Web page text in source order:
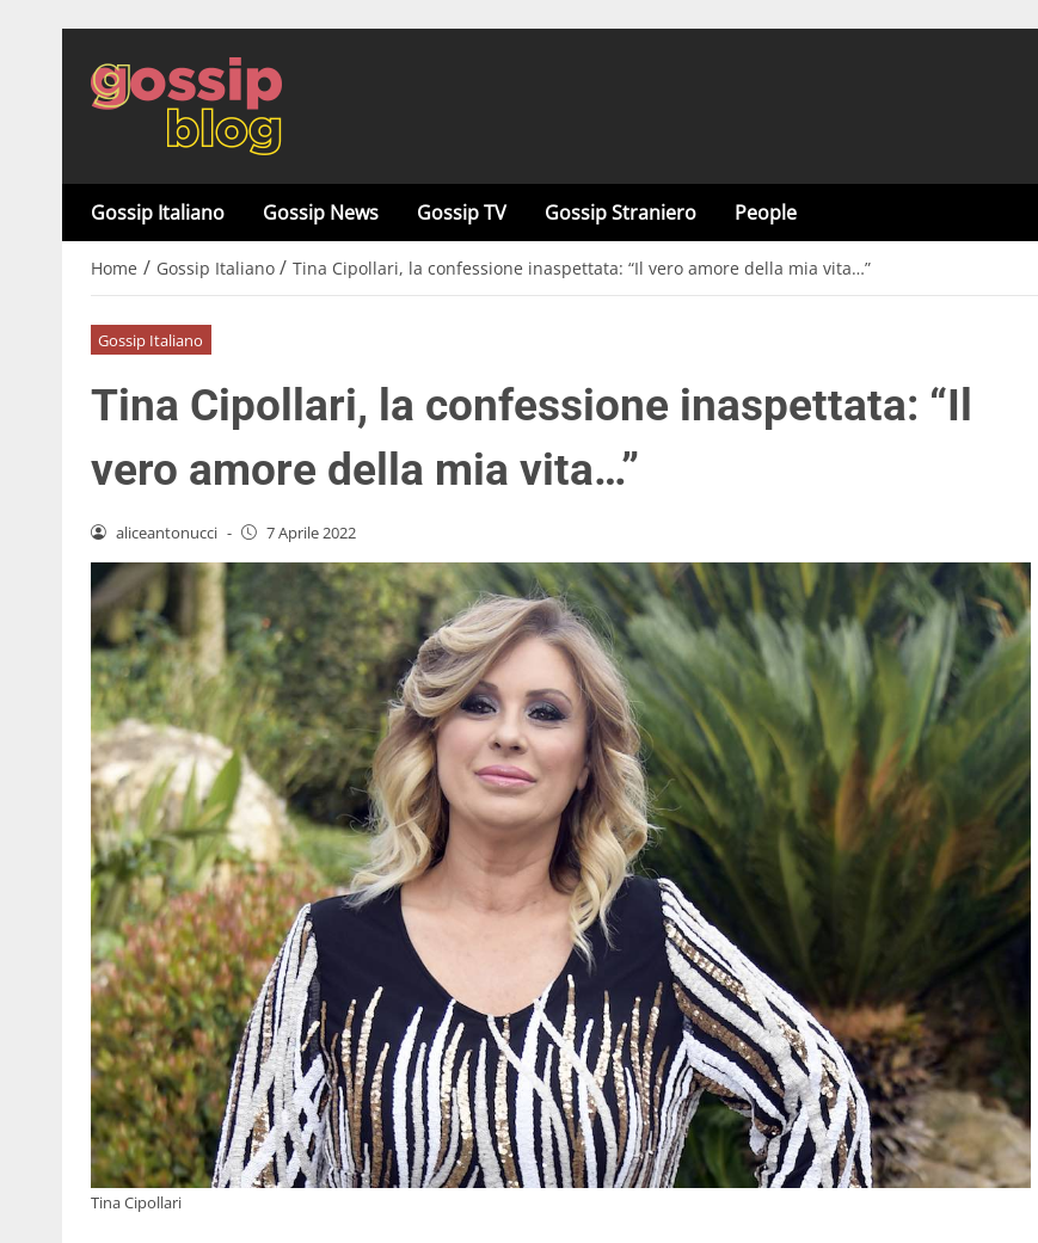
Gossip Italiano Gossip News Gossip TV Gossip Straniero People
Home / Gossip Italiano / Tina Cipollari, la confessione inaspettata: “Il vero amore della mia vita…”
Gossip Italiano
Tina Cipollari, la confessione inaspettata: “Il
vero amore della mia vita…”
aliceantonucci - 7 Aprile 2022
Tina Cipollari